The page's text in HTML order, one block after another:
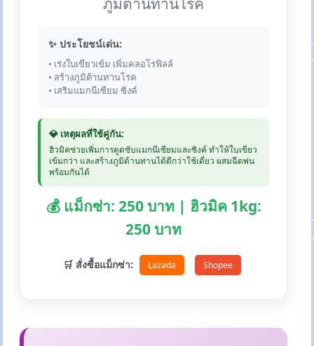
✨ ประโยชน์เด่น:
• เร่งใบเขียวเข้ม เพิ่มคลอโรฟิลล์
• สร้างภูมิต้านทานโรค
• เสริมแมกนีเซียม ซิงค์
💎 เหตุผลที่ใช้คู่กัน:
ฮิวมิคช่วยเพิ่มการดูดซับแมกนีเซียมและซิงค์ ทำให้ใบเขียว
เข้มกว่า และสร้างภูมิต้านทานได้ดีกว่าใช้เดี่ยว ผสมฉีดพ่น
พร้อมกันได้
💰 แม็กซ่า: 250 บาท | ฮิวมิค 1kg:
250 บาท
🛒 สั่งซื้อแม็กซ่า: Lazada Shopee